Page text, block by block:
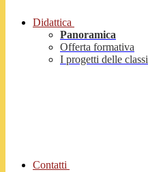
Didattica
Panoramica
Offerta formativa
I progetti delle classi
Contatti